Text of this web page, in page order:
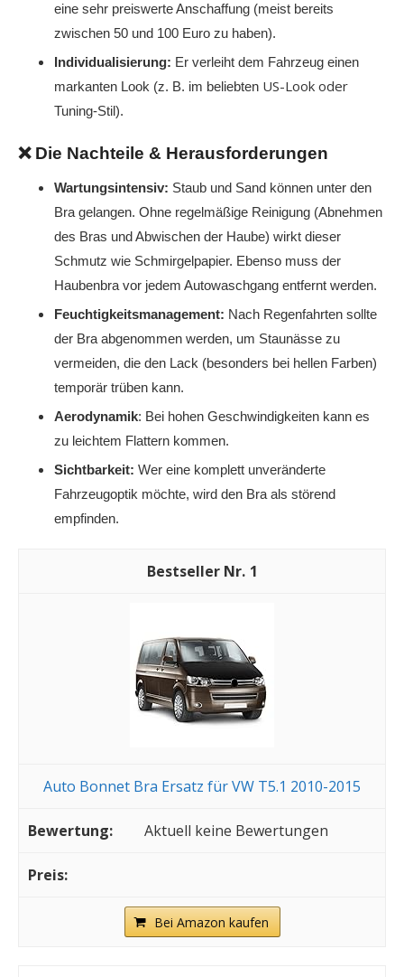
eine sehr preiswerte Anschaffung (meist bereits
zwischen 50 und 100 Euro zu haben).
Individualisierung: Er verleiht dem Fahrzeug einen
markanten Look (z. B. im beliebten US-Look oder
Tuning-Stil).
❌ Die Nachteile & Herausforderungen
Wartungsintensiv: Staub und Sand können unter den
Bra gelangen. Ohne regelmäßige Reinigung (Abnehmen
des Bras und Abwischen der Haube) wirkt dieser
Schmutz wie Schmirgelpapier. Ebenso muss der
Haubenbra vor jedem Autowaschgang entfernt werden.
Feuchtigkeitsmanagement: Nach Regenfahrten sollte
der Bra abgenommen werden, um Staunässe zu
vermeiden, die den Lack (besonders bei hellen Farben)
temporär trüben kann.
Aerodynamik: Bei hohen Geschwindigkeiten kann es
zu leichtem Flattern kommen.
Sichtbarkeit: Wer eine komplett unveränderte
Fahrzeugoptik möchte, wird den Bra als störend
empfinden.
1
Auto Bonnet Bra Ersatz für VW T5.1 2010-2015
Aktuell keine Bewertungen
Bei Amazon kaufen